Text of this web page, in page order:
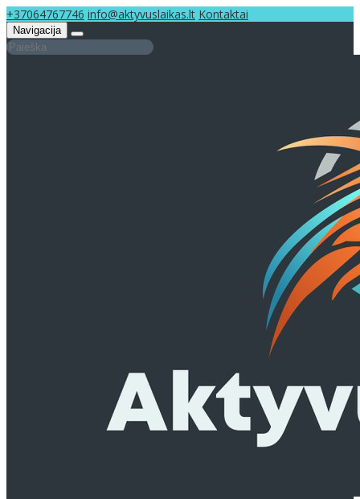
+37064767746 info@aktyvuslaikas.lt Kontaktai
Navigacija